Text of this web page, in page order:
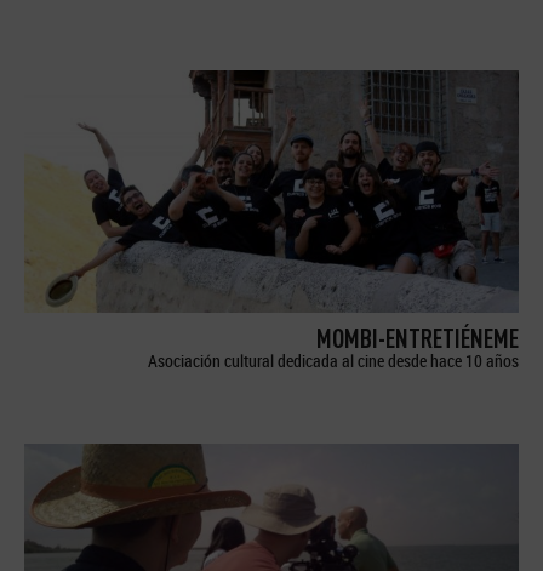
MOMBI-ENTRETIÉNEME
Asociación cultural dedicada al cine desde hace 10 años